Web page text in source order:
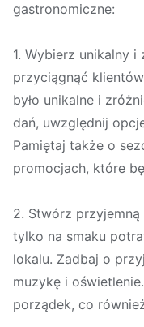
gastronomiczne:
1. Wybierz unikalny
przyciągnąć
było unikalne i
dań, uwzględnij
Pamiętaj także o
promocjach, które
2. Stwórz
tylko na smaku
lokalu. Zadbaj o
muzykę i
porządek, co